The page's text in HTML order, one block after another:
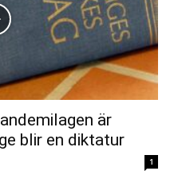
är
blir en diktatur
1